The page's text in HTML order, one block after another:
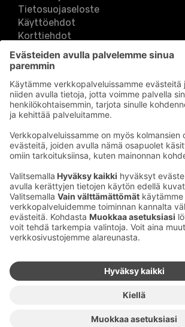
Tietosuojaseloste
Käyttöehdot
Korttiehdot
Kampanja-, arvonta ja kilpailurekisteri
S-Business-mobiilisovelluksen
Toimittajarekisteri
Pakoteseurannan rekisteri
Muuta evästeasetuksia &